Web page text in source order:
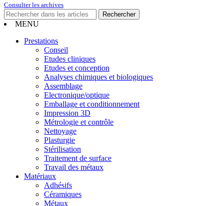
Consulter les archives
MENU
Prestations
Conseil
Etudes cliniques
Etudes et conception
Analyses chimiques et biologiques
Assemblage
Electronique/optique
Emballage et conditionnement
Impression 3D
Métrologie et contrôle
Nettoyage
Plasturgie
Stérilisation
Traitement de surface
Travail des métaux
Matériaux
Adhésifs
Céramiques
Métaux